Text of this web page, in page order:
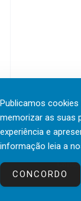
Publicamos
memorizar as suas
experiência e
informação leia a
CONCORDO